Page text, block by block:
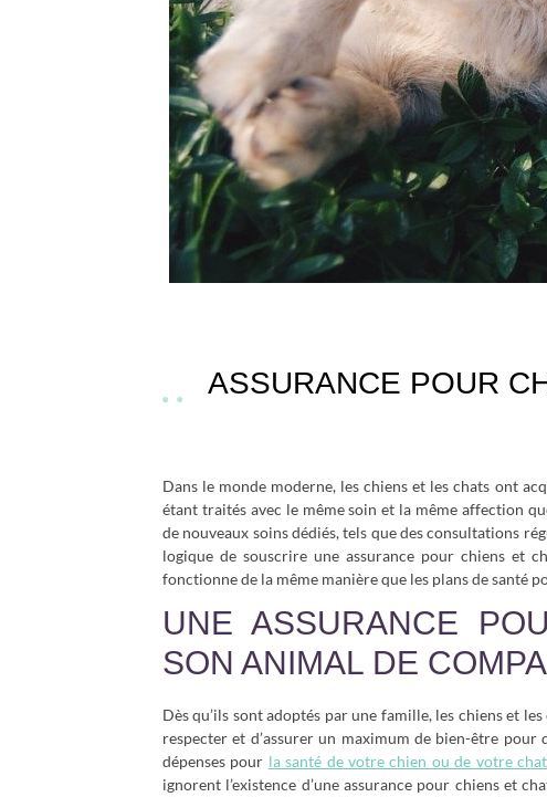
ASSURANCE POUR
Dans le monde moderne, les chiens et les chats ont
étant traités avec le même soin et la même affection
de nouveaux soins dédiés, tels que des consultations
logique de souscrire une assurance pour chiens et
fonctionne de la même manière que les plans de santé
UNE ASSURANCE
SON ANIMAL DE
Dès qu’ils sont adoptés par une famille, les chiens et
respecter et d’assurer un maximum de bien-être pour
dépenses pour la santé de votre chien ou de votre chat
ignorent l’existence d’une assurance pour chiens et